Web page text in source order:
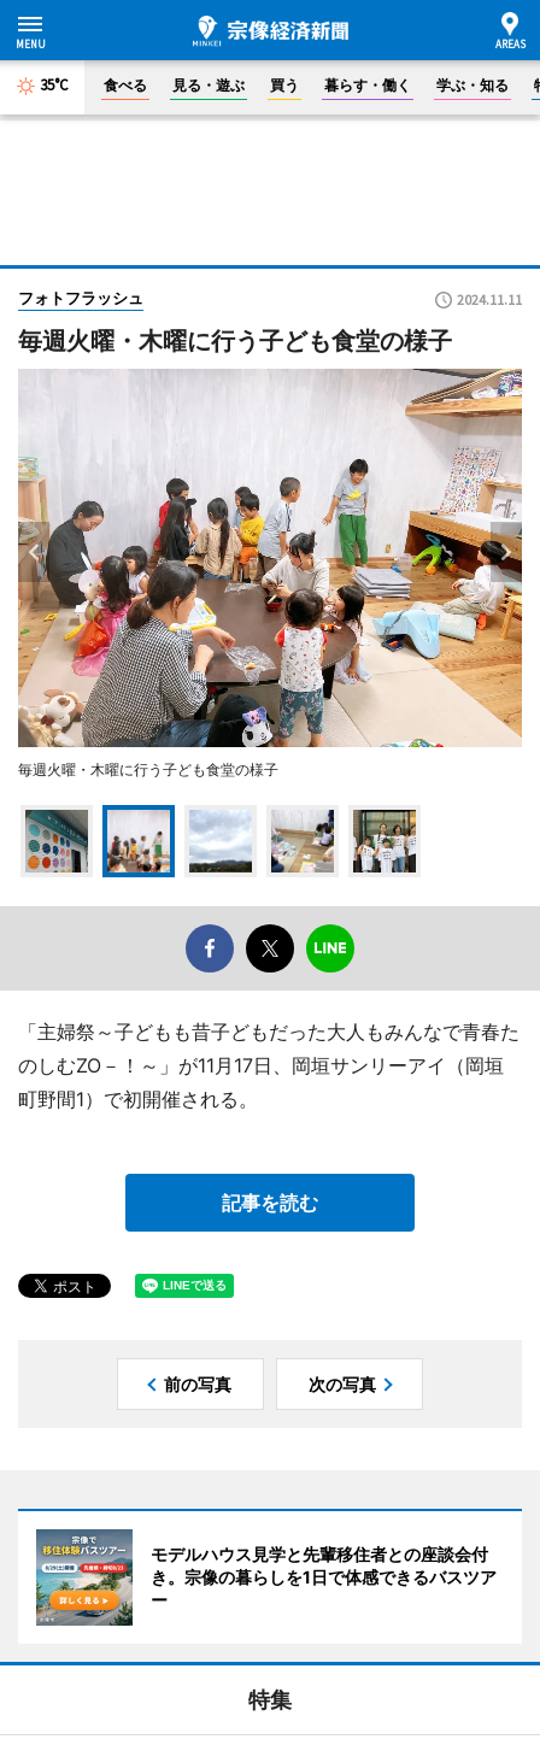
35°C 食べる 見る・遊ぶ 買う 暮らす・働く 学ぶ・知る
フォトフラッシュ 2024.11.11
毎週火曜・木曜に行う子ども食堂の様子
毎週火曜・木曜に行う子ども食堂の様子
「主婦祭～子どもも昔子どもだった大人もみんなで青春た
のしむZO－！～」が11月17日、岡垣サンリーアイ（岡垣
町野間1）で初開催される。
記事を読む
前の写真 次の写真
モデルハウス見学と先輩移住者との座談会付
き。宗像の暮らしを1日で体感できるバスツア
ー
特集